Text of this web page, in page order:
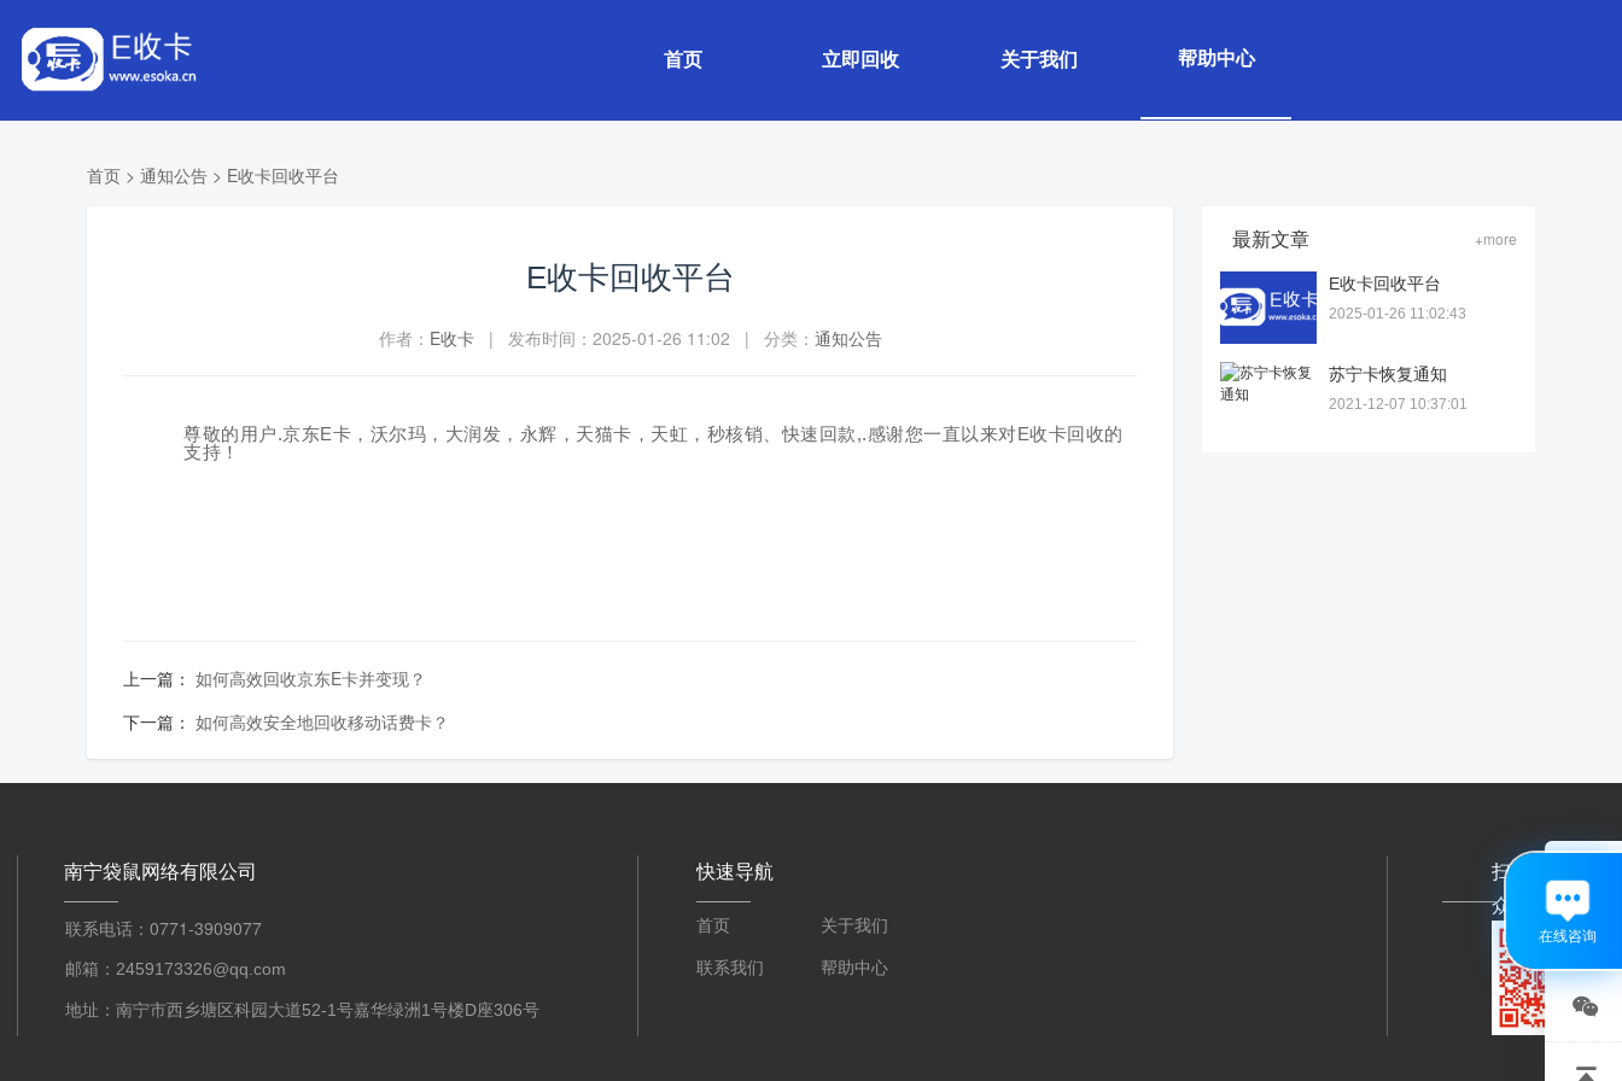
首页 立即回收 关于我们 帮助中心
首页 > 通知公告 > E收卡回收平台
E收卡回收平台
作者： E收卡| 发布时间：2025-01-26 11:02 | 分类： 通知公告
尊敬的用户.京东E卡，沃尔玛，大润发，永辉，天猫卡，天虹，秒核销、快速回款,.感谢您一直以来对E收卡回收的
支持！
上一篇： 如何高效回收京东E卡并变现？
下一篇： 如何高效安全地回收移动话费卡？
最新文章 +more
E收卡回收平台
2025-01-26 11:02:43
苏宁卡恢复通知
2021-12-07 10:37:01
南宁袋鼠网络有限公司 快速导航
扫码关注公
众号
首页 关于我们
联系我们 帮助中心
联系电话：0771-3909077
邮箱：2459173326@qq.com
地址：南宁市西乡塘区科园大道52-1号嘉华绿洲1号楼D座306号

在线咨询

关注